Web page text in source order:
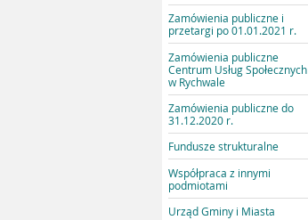
Zamówienia publiczne i
przetargi po 01.01.2021 r.
Zamówienia publiczne
Centrum Usług Społecznych
w Rychwale
Zamówienia publiczne do
31.12.2020 r.
Fundusze strukturalne
Współpraca z innymi
podmiotami
Urząd Gminy i Miasta